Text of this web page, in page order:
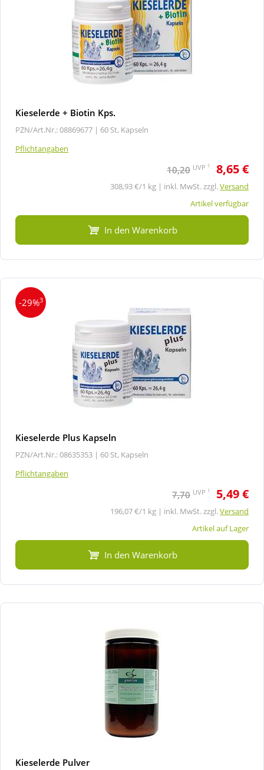
Kieselerde + Biotin Kps.
PZN/Art.Nr.: 08869677 | 60 St, Kapseln
Pflichtangaben
10,20 UVP 1 8,65 €
308,93 €/1 kg | inkl. MwSt. zzgl.Versand
Artikel verfügbar
In den Warenkorb
-29%3
Kieselerde Plus Kapseln
PZN/Art.Nr.: 08635353 | 60 St, Kapseln
Pflichtangaben
7,70 UVP 1 5,49 €
196,07 €/1 kg | inkl. MwSt. zzgl.Versand
Artikel auf Lager
In den Warenkorb
Kieselerde Pulver